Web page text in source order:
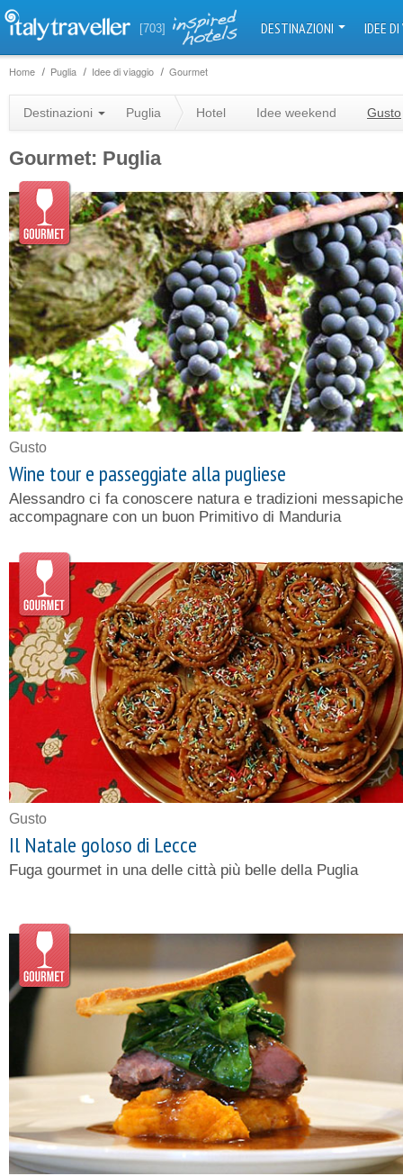
[703] DESTINAZIONI IDEE
Home Puglia Idee di viaggio Gourmet
Destinazioni Puglia Hotel Idee weekend Gusto
Gourmet: Puglia
Gusto
Wine tour e passeggiate alla pugliese
Alessandro ci fa conoscere natura e tradizioni
accompagnare con un buon Primitivo di Manduria
Gusto
Il Natale goloso di Lecce
Fuga gourmet in una delle città più belle della Puglia